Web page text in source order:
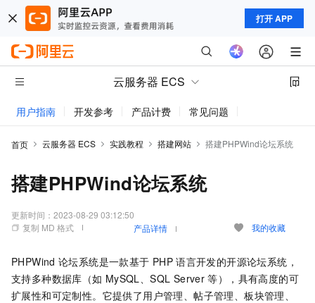
打开 APP
云服务器 ECS
用户指南 开发参考 产品计费 常见问题
首页 云服务器 ECS 实践教程 搭建网站 搭建PHPWind论坛系统
搭建PHPWind论坛系统
更新时间： 2023-08-29 03:12:50
复制 MD 格式
产品详情 我的收藏
PHPWind 论坛系统是一款基于 PHP 语言开发的开源论坛系统，
支持多种数据库（如 MySQL、SQL Server 等），具有高度的可
扩展性和可定制性。它提供了用户管理、帖子管理、板块管理、